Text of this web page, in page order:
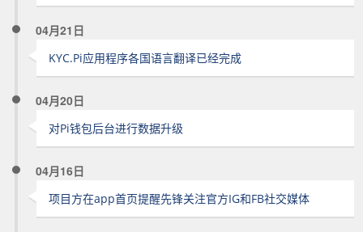
04月21日
KYC.Pi应用程序各国语言翻译已经完成
04月20日
对Pi钱包后台进行数据升级
04月16日
项目方在app首页提醒先锋关注官方IG和FB社交媒体